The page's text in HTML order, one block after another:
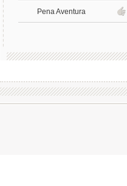
Pena Aventura